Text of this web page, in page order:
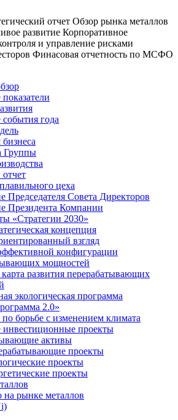
отчет Обзор рынка металлов
развитие Корпоративное
и управление рисками
Финасовая отчетность по МСФО
года
Группы
цеха
Председателя Совета Директоров
Президента Компании
«Стратегии 2030»
концепция
взгляд
конфигурации
мощностей
развития перерабатывающих
экологическая программа
2.0»
по борьбе с изменением климата
проекты
активы
проекты
проекты
проекты
на рынке металлов